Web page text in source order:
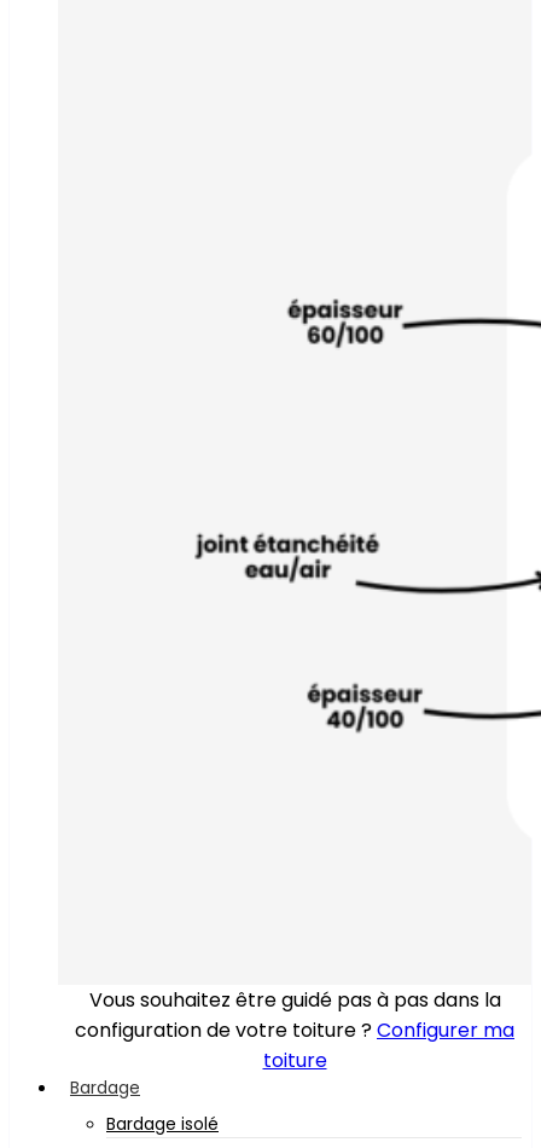
Vous souhaitez être guidé pas à pas dans la
configuration de votre toiture ?Configurer ma
toiture
Bardage
Bardage isolé